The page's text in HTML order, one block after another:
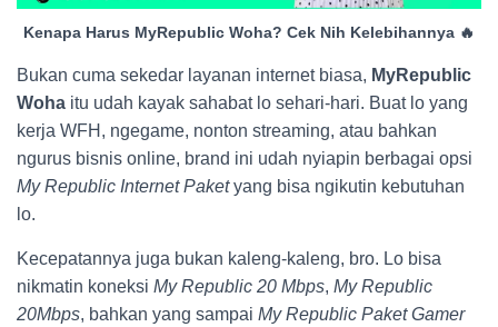
Kenapa Harus MyRepublic Woha? Cek Nih Kelebihannya 🔥
Bukan cuma sekedar layanan internet biasa, MyRepublic
Woha itu udah kayak sahabat lo sehari-hari. Buat lo yang
kerja WFH, ngegame, nonton streaming, atau bahkan
ngurus bisnis online, brand ini udah nyiapin berbagai opsi
My Republic Internet Paketyang bisa ngikutin kebutuhan
lo.
Kecepatannya juga bukan kaleng-kaleng, bro. Lo bisa
nikmatin koneksi My Republic 20 Mbps, My Republic
20Mbps, bahkan yang sampai My Republic Paket Gamer